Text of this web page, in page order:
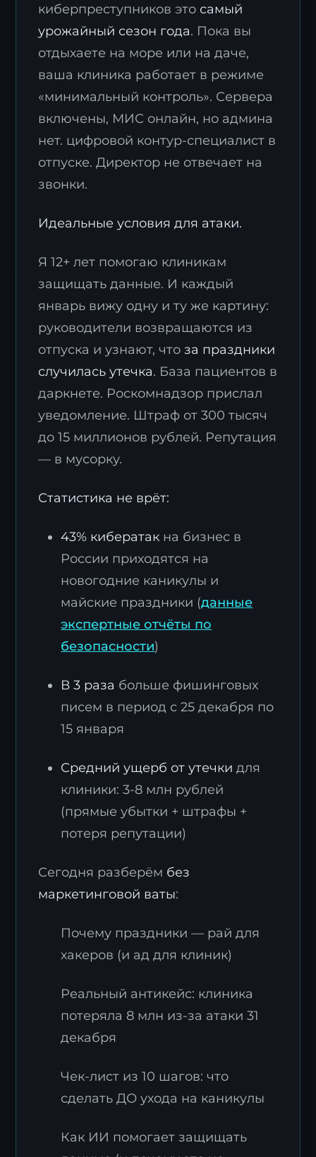
киберпреступников это самый
урожайный сезон года. Пока вы
отдыхаете на море или на даче,
ваша клиника работает в режиме
«минимальный контроль». Сервера
включены, МИС онлайн, но админа
нет. цифровой контур-специалист в
отпуске. Директор не отвечает на
звонки.
Идеальные условия для атаки.
Я 12+ лет помогаю клиникам
защищать данные. И каждый
январь вижу одну и ту же картину:
руководители возвращаются из
отпуска и узнают, чтоза праздники
случилась утечка. База пациентов в
даркнете. Роскомнадзор прислал
уведомление. Штраф от 300 тысяч
до 15 миллионов рублей. Репутация
— в мусорку.
Статистика не врёт:
43% кибератак на бизнес в
России приходятся на
новогодние каникулы и
майские праздники (данные
экспертные отчёты по
безопасности)
В 3 раза больше фишинговых
писем в период с 25 декабря по
15 января
Средний ущерб от утечки для
клиники: 3-8 млн рублей
(прямые убытки + штрафы +
потеря репутации)
Сегодня разберём без
маркетинговой ваты:
Почему праздники — рай для
хакеров (и ад для клиник)
Реальный антикейс: клиника
потеряла 8 млн из-за атаки 31
декабря
Чек-лист из 10 шагов: что
сделать ДО ухода на каникулы
Как ИИ помогает защищать